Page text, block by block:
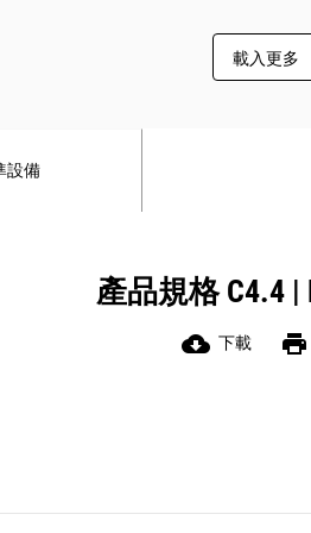
載入更多
設備
產品規格 C4.4 |
cloud_download 下載 print